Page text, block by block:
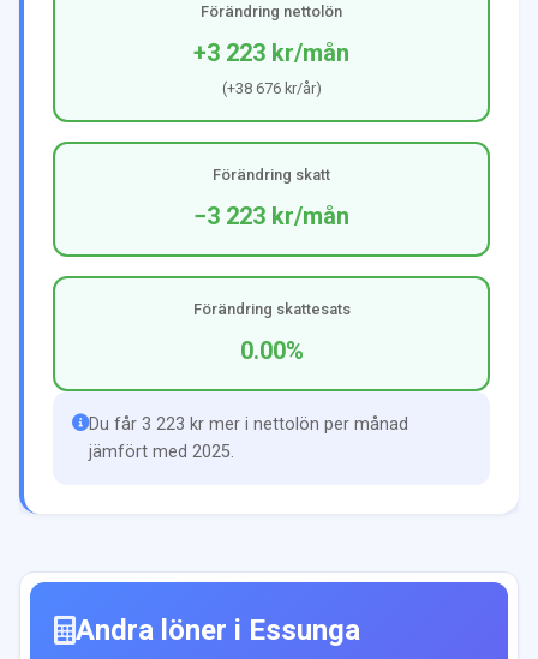
Förändring nettolön
+3 223 kr/mån
(+38 676 kr/år)
Förändring skatt
−3 223 kr/mån
Förändring skattesats
0.00%
Du får 3 223 kr mer i nettolön per månad
jämfört med 2025.
Andra löner i Essunga